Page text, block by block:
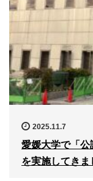
2025.11.7
愛媛大学で「公
を実施してき